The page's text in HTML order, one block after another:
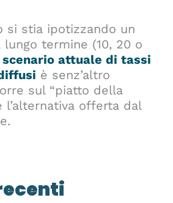
si stia ipotizzando un
termine (10, 20 o
attuale di tassi
è senz’altro
sul “piatto della
l’alternativa offerta dal